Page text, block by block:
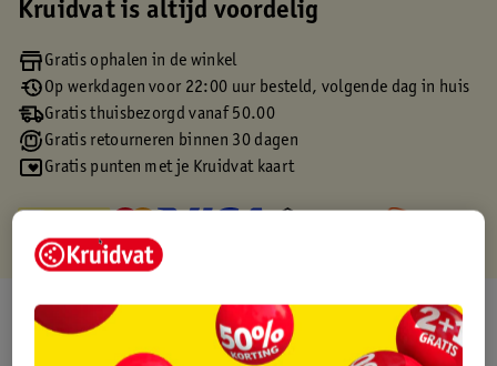
Kruidvat is altijd voordelig
Gratis ophalen in de winkel
Op werkdagen voor 22:00 uur besteld, volgende dag in huis
Gratis thuisbezorgd vanaf 50.00
Gratis retourneren binnen 30 dagen
Gratis punten met je Kruidvat kaart
Over dit product